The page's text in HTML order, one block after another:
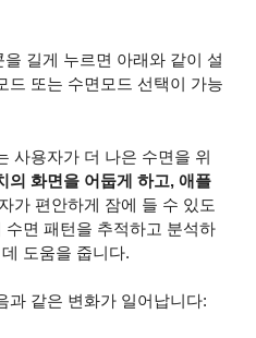
길게 누르면 아래와 같이 설
드 또는 수면모드 선택이 가능
사용자가 더 나은 수면을 위
의 화면을 어둡게 하고, 애플
가 편안하게 잠에 들 수 있도
면 패턴을 추적하고 분석하
도움을 줍니다.
과 같은 변화가 일어납니다: